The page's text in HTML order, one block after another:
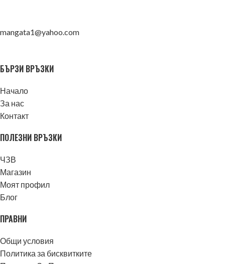
mangata1@yahoo.com
БЪРЗИ ВРЪЗКИ
Начало
За нас
Контакт
ПОЛЕЗНИ ВРЪЗКИ
ЧЗВ
Магазин
Моят профил
Блог
ПРАВНИ
Общи условия
Политика за бисквитките